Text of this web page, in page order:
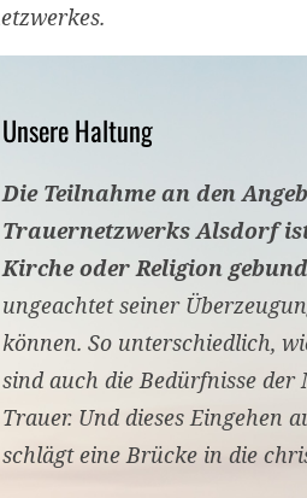
Unsere Haltung
Die Teilnahme an den
Trauernetzwerks Alsdorf
Kirche oder Religion
ungeachtet seiner
können. So unterschiedlich,
sind auch die Bedürfnisse der
Trauer. Und dieses Eingehen
schlägt eine Brücke in die